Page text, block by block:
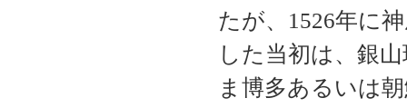
たが、1526年に
した当初は、銀
ま博多あるいは